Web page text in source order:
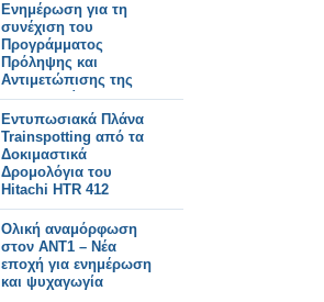
Ενημέρωση για τη
συνέχιση του
Προγράμματος
Πρόληψης και
Αντιμετώπισης της
Παχυσαρκίας και για
την εξόφληση των
οφειλών των μηνών
Μαΐου και Ιουνίου
Εντυπωσιακά Πλάνα
Trainspotting από τα
Δοκιμαστικά
Δρομολόγια του
Hitachi HTR 412
Ολική αναμόρφωση
στον ΑΝΤ1 – Νέα
εποχή για ενημέρωση
και ψυχαγωγία